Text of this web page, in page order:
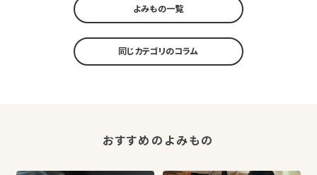
よみもの一覧
同じカテゴリのコラム
おすすめのよみもの